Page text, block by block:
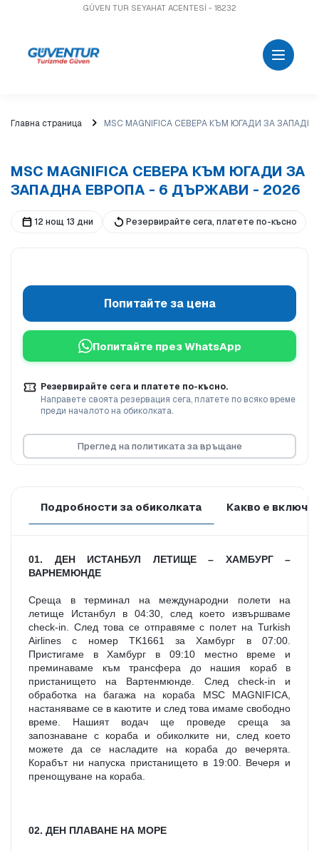
GÜVEN TUR SEYAHAT ACENTESİ - 18232
Главна страница MSC MAGNIFICA СЕВЕРА КЪМ ЮГАДИ ЗА
MSC MAGNIFICA СЕВЕРА КЪМ ЮГАДИ ЗА
ЗАПАДНА ЕВРОПА - 6 ДЪРЖАВИ - 2026
12 нощ 13 дни Резервирайте сега, платете по-късно
Попитайте за цена
Попитайте през WhatsApp
Резервирайте сега и платете по-късно.
Направете своята резервация сега, платете по всяко време
преди началото на обиколката.
Преглед на политиката за връщане
Подробности за обиколката Какво е
01. ДЕН ИСТАНБУЛ ЛЕТИЩЕ – ХАМБУРГ –
ВАРНЕМЮНДЕ
Среща в терминал на международни полети на
летище Истанбул в 04:30, след което извършваме
check-in. След това се отправяме с полет на Turkish
Airlines с номер TK1661 за Хамбург в 07:00.
Пристигаме в Хамбург в 09:10 местно време и
преминаваме към трансфера до нашия кораб в
пристанището на Вартенмюнде. След check-in и
обработка на багажа на кораба MSC MAGNIFICA,
настаняваме се в каютите и след това имаме свободно
време. Нашият водач ще проведе среща за
запознаване с кораба и обиколките ни, след което
можете да се насладите на кораба до вечерята.
Корабът ни напуска пристанището в 19:00. Вечеря и
пренощуване на кораба.
02. ДЕН ПЛАВАНЕ НА МОРЕ